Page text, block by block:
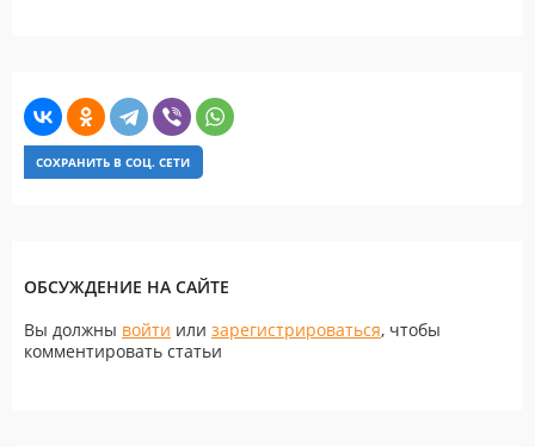
СОХРАНИТЬ В СОЦ. СЕТИ
ОБСУЖДЕНИЕ НА САЙТЕ
Вы должны войти или зарегистрироваться, чтобы
комментировать статьи